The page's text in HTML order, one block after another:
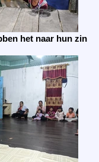
het naar hun zin